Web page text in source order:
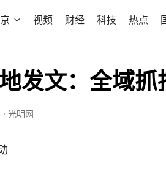
视频 财经 科技 热点
发文：全域抓
· 光明网